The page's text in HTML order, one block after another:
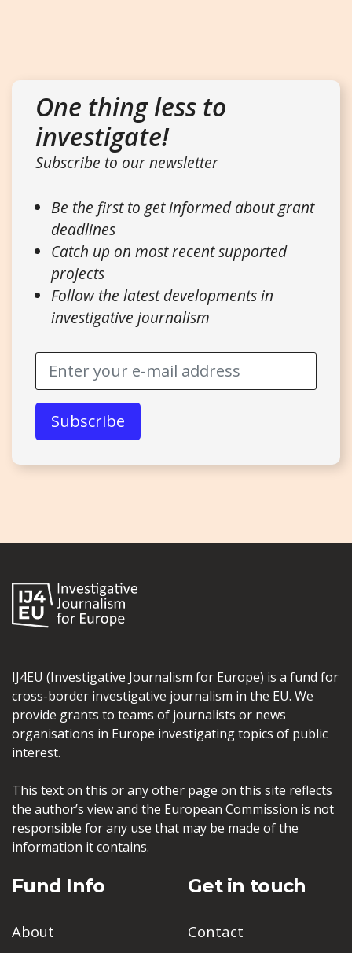
One thing less to
investigate!
Subscribe to our newsletter
Be the first to get informed about grant
deadlines
Catch up on most recent supported
projects
Follow the latest developments in
investigative journalism
IJ4EU (Investigative Journalism for Europe) is a fund for
cross-border investigative journalism in the EU. We
provide grants to teams of journalists or news
organisations in Europe investigating topics of public
interest.
This text on this or any other page on this site reflects
the author’s view and the European Commission is not
responsible for any use that may be made of the
information it contains.
Fund Info
About
Get in touch
Contact